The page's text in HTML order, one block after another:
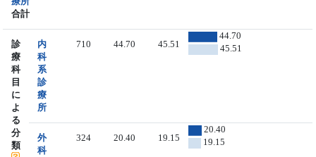
合計
診
療
科
目
に
よ
る
分
類
内
科
系
診
療
所
710 44.70 45.51
44.70
45.51
外
科
324 20.40 19.15
20.40
19.15